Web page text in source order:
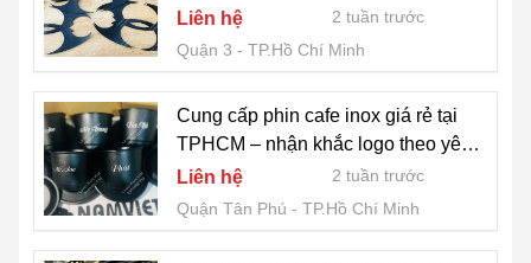
XÁC – GIÁ RẺ
Liên hệ
2 tuần trước
Quận 3
TP.Hồ Chí Minh
Cung cấp phin cafe inox giá rẻ tại
TPHCM – nhận khắc logo theo yêu
cầu
Liên hệ
2 tuần trước
Quận Tân Phú
TP.Hồ Chí Minh